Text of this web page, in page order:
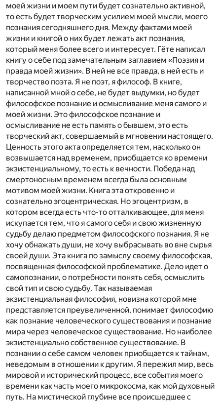
моей жизни и моем пути будет сознательно активной,
то есть будет творческим усилием моей мысли, моего
познания сегодняшнего дня. Между фактами моей
жизни и книгой о них будет лежать акт познания,
который меня более всего и интересует. Гёте написал
книгу о себе под замечательным заглавием «Поэзия и
правда моей жизни». В ней не все правда, в ней есть и
творчество поэта. Я не поэт, я философ. В книге,
написанной мной о себе, не будет выдумки, но будет
философское познание и осмысливание меня самого и
моей жизни. Это философское познание и
осмысливание не есть память о бывшем, это есть
творческий акт, совершаемый в мгновении настоящего.
Ценность этого акта определяется тем, насколько он
возвышается над временем, приобщается ко времени
экзистенциальному, то есть к вечности. Победа над
смертоносным временем всегда была основным
мотивом моей жизни. Книга эта откровенно и
сознательно эгоцентрическая. Но эгоцентризм, в
котором всегда есть что-то отталкивающее, для меня
искупается тем, что я самого себя и свою жизненную
судьбу делаю предметом философского познания. Я не
хочу обнажать души, не хочу выбрасывать во вне сырья
своей души. Эта книга по замыслу своему философская,
посвященная философской проблематике. Дело идет о
самопознании, о потребности понять себя, осмыслить
свой тип и свою судьбу. Так называемая
экзистенциальная философия, новизна которой мне
представляется преувеличенной, понимает философию
как познание человеческого существования и познание
мира через человеческое существование. Но наиболее
экзистенциально собственное существование. В
познании о себе самом человек приобщается к тайнам,
неведомым в отношении к другим. Я пережил мир, весь
мировой и исторический процесс, все события моего
времени как часть моего микрокосма, как мой духовный
путь. На мистической глубине все происшедшее с